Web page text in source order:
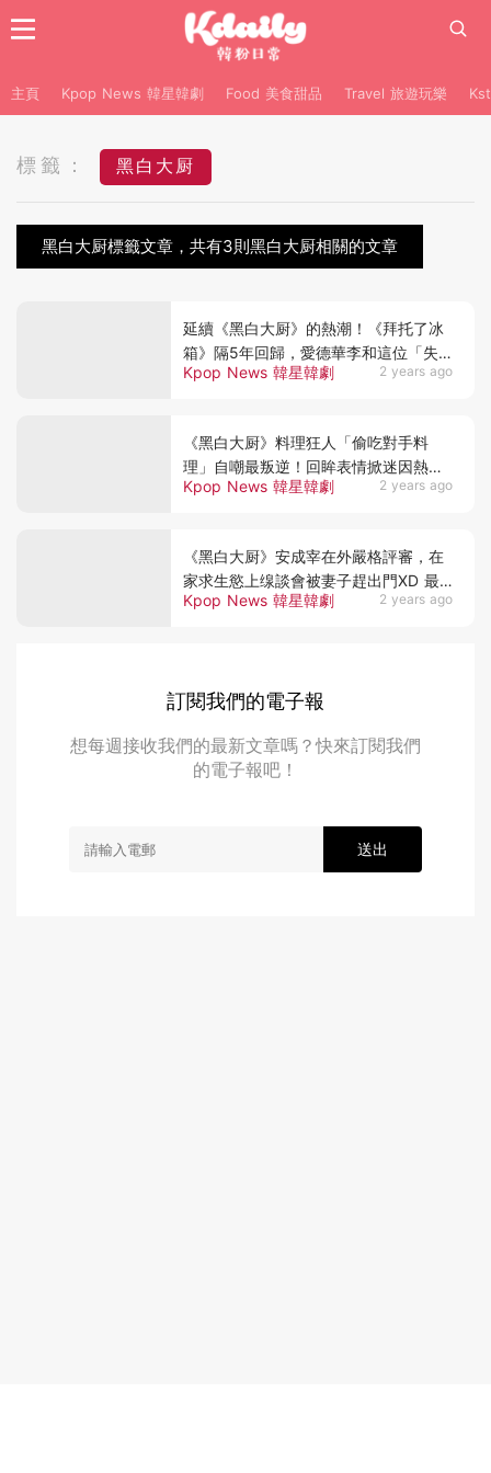
主頁 Kpop News 韓星韓劇 Food 美食甜品 Travel 旅遊玩樂
標籤： 黑白大厨
黑白大厨標籤文章，共有3則黑白大厨相關的文章
Kpop News 韓星韓劇 2 years ago
延續《黑白大厨》的熱潮！《拜托了冰
箱》隔5年回歸，愛德華李和這位「失
聯的白湯匙」將出演~
Kpop News 韓星韓劇 2 years ago
《黑白大厨》料理狂人「偷吃對手料
理」自嘲最叛逆！回眸表情掀迷因熱
潮：想揍自己XD
Kpop News 韓星韓劇 2 years ago
《黑白大厨》安成宰在外嚴格評審，在
家求生慾上缐談會被妻子趕出門XD 最
怕給孩子做飯：比我還挑
訂閱我們的電子報
想每週接收我們的最新文章嗎？快來訂閱我們
的電子報吧！
送出